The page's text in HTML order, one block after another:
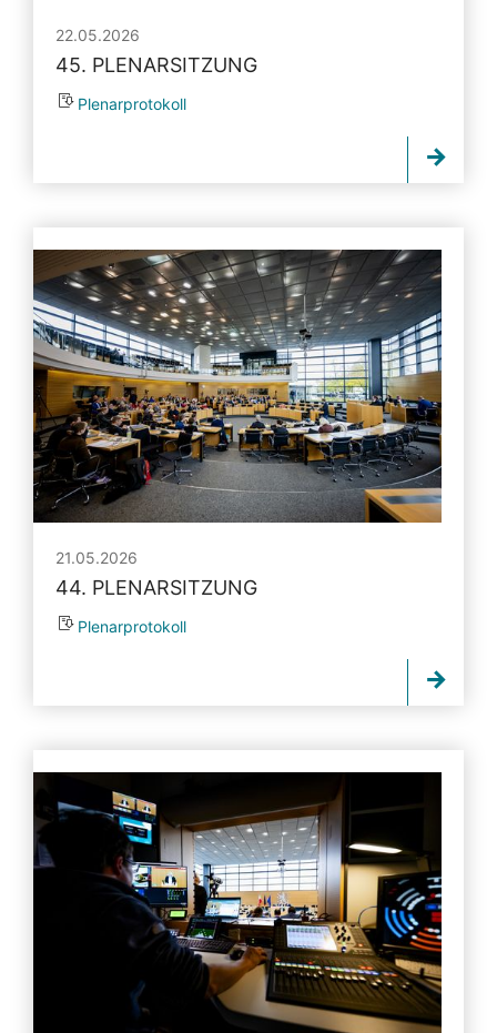
22.05.2026
45. PLENARSITZUNG
Plenarprotokoll
21.05.2026
44. PLENARSITZUNG
Plenarprotokoll